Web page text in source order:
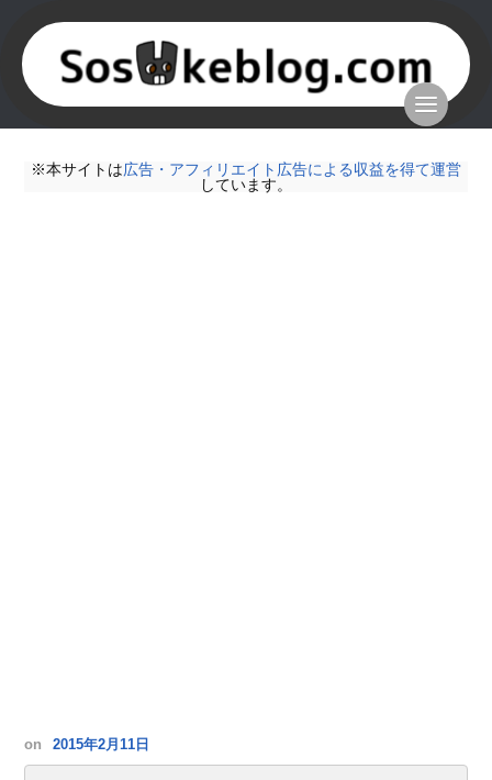
※本サイトは広告・アフィリエイト広告による収益を得て運営
しています。
on 2015年2月11日